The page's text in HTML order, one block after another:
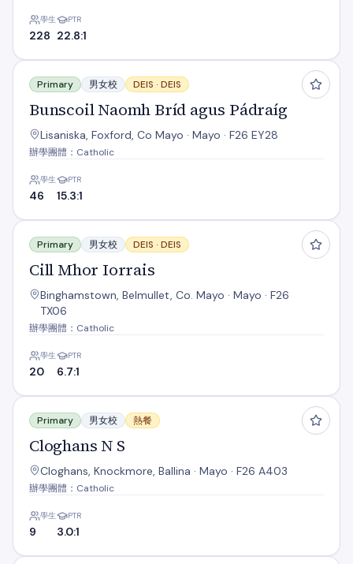
學生
228
PTR
22.8:1
Bunscoil Naomh Bríd agus Pádraíg
Primary 男女校 DEIS · DEIS
Bunscoil Naomh Bríd agus Pádraíg
Lisaniska, Foxford, Co Mayo · Mayo · F26 EY28
辦學團體：Catholic
學生
46
PTR
15.3:1
Cill Mhor Iorrais
Primary 男女校 DEIS · DEIS
Cill Mhor Iorrais
Binghamstown, Belmullet, Co. Mayo · Mayo · F26
TX06
辦學團體：Catholic
學生
20
PTR
6.7:1
Cloghans N S
Primary 男女校 熱餐
Cloghans N S
Cloghans, Knockmore, Ballina · Mayo · F26 A403
辦學團體：Catholic
學生
9
PTR
3.0:1